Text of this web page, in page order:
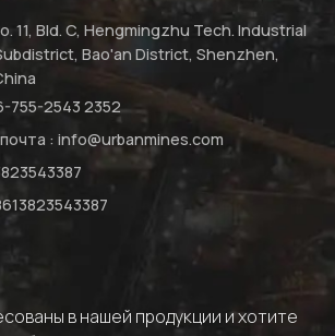
11, Bld. C, Hengmingzhu Tech. Industrial
Bao'an District, Shenzhen,
755-2543 2352
: info@urbanmines.com
в нашей продукции и хотите